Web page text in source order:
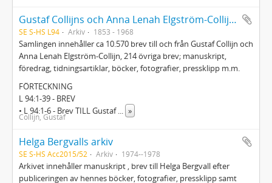
Gustaf Collijns och Anna Lenah Elgström-Collijns samling
SE S-HS L94 Arkiv 1853 - 1968
Samlingen innehåller ca 10.570 brev till och från Gustaf Collijn och
Anna Lenah Elgström-Collijn, 214 övriga brev; manuskript,
föredrag, tidningsartiklar, böcker, fotografier, pressklipp m.m.
FÖRTECKNING
L 94:1-39 - BREV
• L 94:1-6 - Brev TILL Gustaf... »
Collijn, Gustaf
Helga Bergvalls arkiv
SE S-HS Acc2015/52 Arkiv 1974--1978
Arkivet innehåller manuskript , brev till Helga Bergvall efter
publiceringen av hennes böcker, fotografier, pressklipp samt